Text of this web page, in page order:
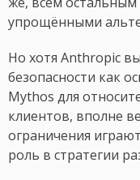
упрощёнными
Но хотя Anthropic
безопасности как
Mythos для
клиентов, вполне
ограничения
роль в стратегии